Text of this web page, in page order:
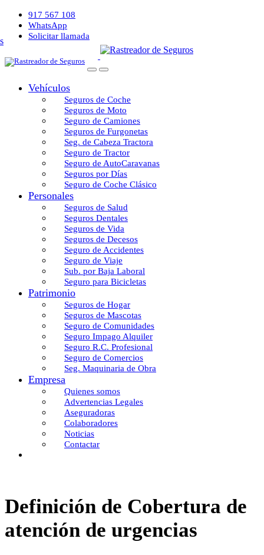
917 567 108
WhatsApp
Solicitar llamada
Vehículos
Seguros de Coche
Seguros de Moto
Seguro de Camiones
Seguros de Furgonetas
Seg. de Cabeza Tractora
Seguro de Tractor
Seguro de AutoCaravanas
Seguros por Días
Seguro de Coche Clásico
Personales
Seguros de Salud
Seguros Dentales
Seguros de Vida
Seguros de Decesos
Seguro de Accidentes
Seguro de Viaje
Sub. por Baja Laboral
Seguro para Bicicletas
Patrimonio
Seguros de Hogar
Seguros de Mascotas
Seguro de Comunidades
Seguro Impago Alquiler
Seguro R.C. Profesional
Seguro de Comercios
Seg. Maquinaria de Obra
Empresa
Quienes somos
Advertencias Legales
Aseguradoras
Colaboradores
Noticias
Contactar
Definición de Cobertura de
atención de urgencias